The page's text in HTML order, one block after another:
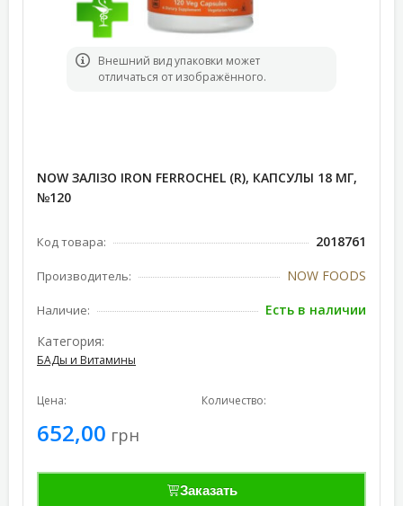
Bнешний вид упаковки может
отличаться от изображённого.
NOW ЗАЛІЗО IRON FERROCHEL (R), КАПСУЛЫ 18 МГ,
№120
Код товара: 2018761
Производитель: NOW FOODS
Наличие:
Есть в наличии
Категория:
БАДы и Витамины
Цена:
652,00 грн
Количество:
Заказать